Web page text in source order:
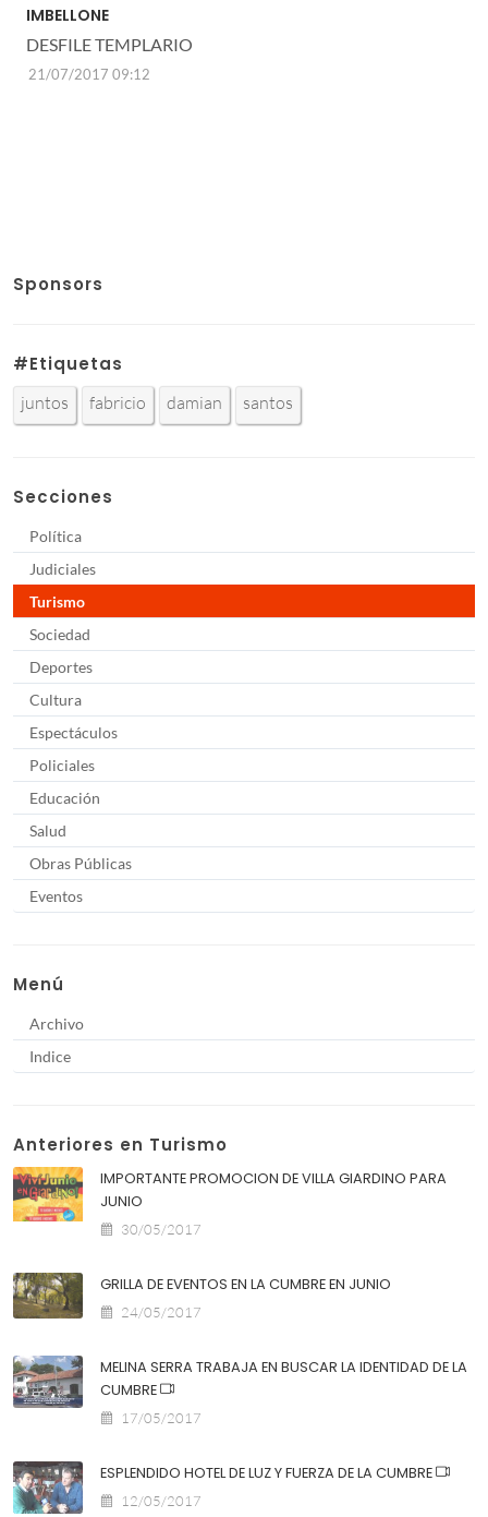
IMBELLONE
DESFILE TEMPLARIO
21/07/2017 09:12
Sponsors
#Etiquetas
juntos fabricio damian santos
Secciones
Política
Judiciales
Turismo
Sociedad
Deportes
Cultura
Espectáculos
Policiales
Educación
Salud
Obras Públicas
Eventos
Menú
Archivo
Indice
Anteriores en Turismo
IMPORTANTE PROMOCION DE VILLA GIARDINO PARA
JUNIO
30/05/2017
GRILLA DE EVENTOS EN LA CUMBRE EN JUNIO
24/05/2017
MELINA SERRA TRABAJA EN BUSCAR LA IDENTIDAD DE LA
CUMBRE
17/05/2017
ESPLENDIDO HOTEL DE LUZ Y FUERZA DE LA CUMBRE
12/05/2017